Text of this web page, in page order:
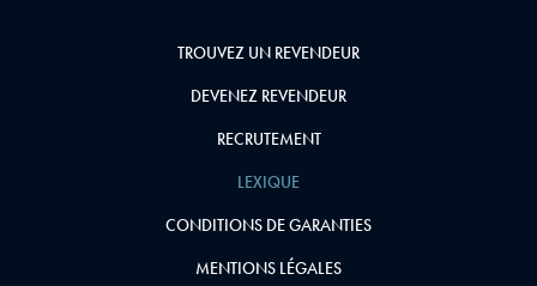
TROUVEZ UN REVENDEUR
DEVENEZ REVENDEUR
RECRUTEMENT
LEXIQUE
CONDITIONS DE GARANTIES
MENTIONS LÉGALES